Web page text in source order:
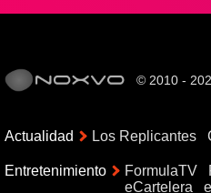
© 2010 -
Actualidad Los Replicantes
Entretenimiento FormulaTV
eCartelera